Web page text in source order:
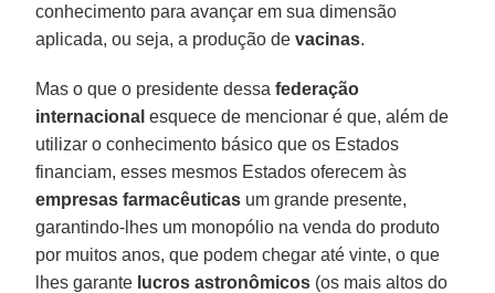
conhecimento para avançar em sua dimensão
aplicada, ou seja, a produção devacinas.
Mas o que o presidente dessafederação
internacional esquece de mencionar é que, além de
utilizar o conhecimento básico que os Estados
financiam, esses mesmos Estados oferecem às
empresas farmacêuticas um grande presente,
garantindo-lhes um monopólio na venda do produto
por muitos anos, que podem chegar até vinte, o que
lhes garante lucros astronômicos (os mais altos do